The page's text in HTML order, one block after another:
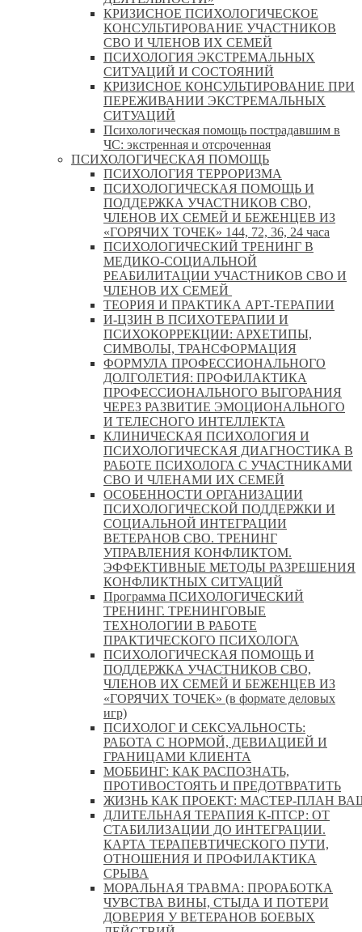
КРИЗИСНОЕ ПСИХОЛОГИЧЕСКОЕ
КОНСУЛЬТИРОВАНИЕ УЧАСТНИКОВ
СВО И ЧЛЕНОВ ИХ СЕМЕЙ
ПСИХОЛОГИЯ ЭКСТРЕМАЛЬНЫХ
СИТУАЦИЙ И СОСТОЯНИЙ
КРИЗИСНОЕ КОНСУЛЬТИРОВАНИЕ ПРИ
ПЕРЕЖИВАНИИ ЭКСТРЕМАЛЬНЫХ
СИТУАЦИЙ
Психологическая помощь пострадавшим в
ЧС: экстренная и отсроченная
ПСИХОЛОГИЧЕСКАЯ ПОМОЩЬ
ПСИХОЛОГИЯ ТЕРРОРИЗМА
ПСИХОЛОГИЧЕСКАЯ ПОМОЩЬ И
ПОДДЕРЖКА УЧАСТНИКОВ СВО,
ЧЛЕНОВ ИХ СЕМЕЙ И БЕЖЕНЦЕВ ИЗ
«ГОРЯЧИХ ТОЧЕК» 144, 72, 36, 24 часа
ПСИХОЛОГИЧЕСКИЙ ТРЕНИНГ В
МЕДИКО-СОЦИАЛЬНОЙ
РЕАБИЛИТАЦИИ УЧАСТНИКОВ СВО И
ЧЛЕНОВ ИХ СЕМЕЙ
ТЕОРИЯ И ПРАКТИКА АРТ-ТЕРАПИИ
И-ЦЗИН В ПСИХОТЕРАПИИ И
ПСИХОКОРРЕКЦИИ: АРХЕТИПЫ,
СИМВОЛЫ, ТРАНСФОРМАЦИЯ
ФОРМУЛА ПРОФЕССИОНАЛЬНОГО
ДОЛГОЛЕТИЯ: ПРОФИЛАКТИКА
ПРОФЕССИОНАЛЬНОГО ВЫГОРАНИЯ
ЧЕРЕЗ РАЗВИТИЕ ЭМОЦИОНАЛЬНОГО
И ТЕЛЕСНОГО ИНТЕЛЛЕКТА
КЛИНИЧЕСКАЯ ПСИХОЛОГИЯ И
ПСИХОЛОГИЧЕСКАЯ ДИАГНОСТИКА В
РАБОТЕ ПСИХОЛОГА С УЧАСТНИКАМИ
СВО И ЧЛЕНАМИ ИХ СЕМЕЙ
ОСОБЕННОСТИ ОРГАНИЗАЦИИ
ПСИХОЛОГИЧЕСКОЙ ПОДДЕРЖКИ И
СОЦИАЛЬНОЙ ИНТЕГРАЦИИ
ВЕТЕРАНОВ СВО. ТРЕНИНГ
УПРАВЛЕНИЯ КОНФЛИКТОМ.
ЭФФЕКТИВНЫЕ МЕТОДЫ РАЗРЕШЕНИЯ
КОНФЛИКТНЫХ СИТУАЦИЙ
Программа ПСИХОЛОГИЧЕСКИЙ
ТРЕНИНГ. ТРЕНИНГОВЫЕ
ТЕХНОЛОГИИ В РАБОТЕ
ПРАКТИЧЕСКОГО ПСИХОЛОГА
ПСИХОЛОГИЧЕСКАЯ ПОМОЩЬ И
ПОДДЕРЖКА УЧАСТНИКОВ СВО,
ЧЛЕНОВ ИХ СЕМЕЙ И БЕЖЕНЦЕВ ИЗ
«ГОРЯЧИХ ТОЧЕК» (в формате деловых
игр)
ПСИХОЛОГ И СЕКСУАЛЬНОСТЬ:
РАБОТА С НОРМОЙ, ДЕВИАЦИЕЙ И
ГРАНИЦАМИ КЛИЕНТА
МОББИНГ: КАК РАСПОЗНАТЬ,
ПРОТИВОСТОЯТЬ И ПРЕДОТВРАТИТЬ
ЖИЗНЬ КАК ПРОЕКТ: МАСТЕР‑ПЛАН
ДЛИТЕЛЬНАЯ ТЕРАПИЯ К-ПТСР: ОТ
СТАБИЛИЗАЦИИ ДО ИНТЕГРАЦИИ.
КАРТА ТЕРАПЕВТИЧЕСКОГО ПУТИ,
ОТНОШЕНИЯ И ПРОФИЛАКТИКА
СРЫВА
МОРАЛЬНАЯ ТРАВМА: ПРОРАБОТКА
ЧУВСТВА ВИНЫ, СТЫДА И ПОТЕРИ
ДОВЕРИЯ У ВЕТЕРАНОВ БОЕВЫХ